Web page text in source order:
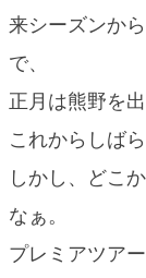
来シーズンか
で、
正月は熊野を
これからしば
しかし、どこ
なぁ。
プレミアツア